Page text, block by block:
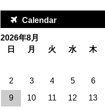
Calendar
2026年8月
日
月 火 水 木
2
3 4 5 6
9
10 11 12 13